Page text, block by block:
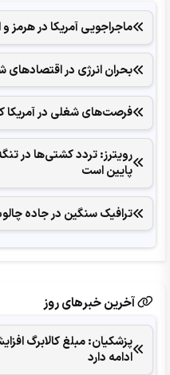
ماجراجویی آمریکا در هرمز
بحران انرژی در
فرصت‌های شغلی در
رویترز: تردد کشتی‌ها در
پایین است
ترافیک سنگین در جاده
آخرین خبرهای روز
پزشکیان: مبلغ کالابرگ
ادامه دارد